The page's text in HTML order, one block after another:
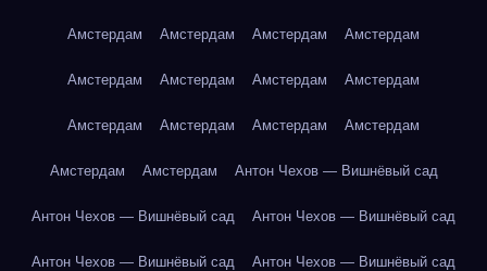
Амстердам Амстердам Амстердам Амстердам
Амстердам Амстердам Амстердам Амстердам
Амстердам Амстердам Амстердам Амстердам
Амстердам Амстердам Антон Чехов — Вишнёвый сад
Антон Чехов — Вишнёвый сад Антон Чехов — Вишнёвый сад
Антон Чехов — Вишнёвый сад Антон Чехов — Вишнёвый сад